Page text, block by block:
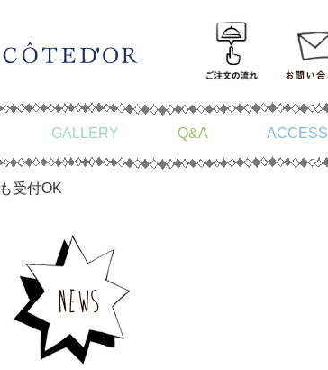
GALLERY Q&A ACCESS
受付OK